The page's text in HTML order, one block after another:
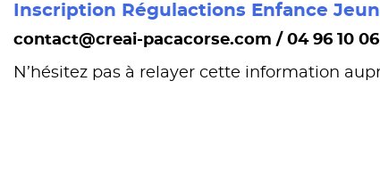
Inscription Régulactions Enfance
contact@creai-pacacorse.com / 04 96 10
N’hésitez pas à relayer cette information